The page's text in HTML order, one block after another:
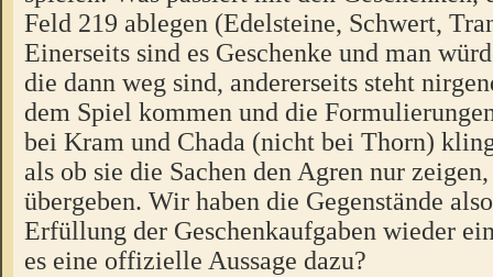
Feld 219 ablegen (Edelsteine, Schwert,
Einerseits sind es Geschenke und man
die dann weg sind, andererseits steht
dem Spiel kommen und die
bei Kram und Chada (nicht bei Thorn)
als ob sie die Sachen den Agren nur
übergeben. Wir haben die Gegenstände
Erfüllung der Geschenkaufgaben wieder
es eine offizielle Aussage dazu?